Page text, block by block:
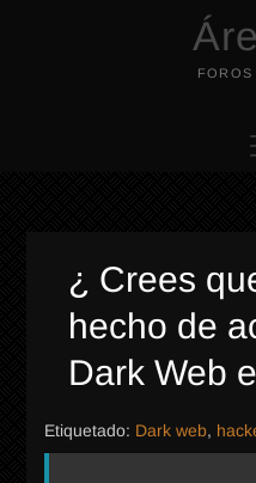
FOROS
¿ Crees
hecho de
Dark Web
Etiquetado: Dark web,